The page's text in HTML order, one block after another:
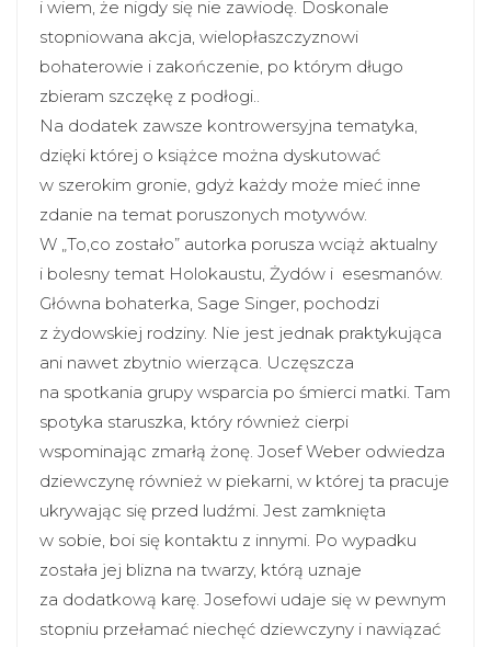
i wiem, że nigdy się nie zawiodę. Doskonale
stopniowana akcja, wielopłaszczyznowi
bohaterowie i zakończenie, po którym długo
zbieram szczękę z podłogi..
Na dodatek zawsze kontrowersyjna tematyka,
dzięki której o książce można dyskutować
w szerokim gronie, gdyż każdy może mieć inne
zdanie na temat poruszonych motywów.
W „To,co zostało” autorka porusza wciąż aktualny
i bolesny temat Holokaustu, Żydów i esesmanów.
Główna bohaterka, Sage Singer, pochodzi
z żydowskiej rodziny. Nie jest jednak praktykująca
ani nawet zbytnio wierząca. Uczęszcza
na spotkania grupy wsparcia po śmierci matki. Tam
spotyka staruszka, który również cierpi
wspominając zmarłą żonę. Josef Weber odwiedza
dziewczynę również w piekarni, w której ta pracuje
ukrywając się przed ludźmi. Jest zamknięta
w sobie, boi się kontaktu z innymi. Po wypadku
została jej blizna na twarzy, którą uznaje
za dodatkową karę. Josefowi udaje się w pewnym
stopniu przełamać niechęć dziewczyny i nawiązać